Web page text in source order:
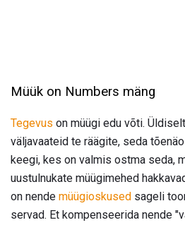
Müük on Numbers mäng
Tegevus on müügi edu võti.
väljavaateid te räägite, seda
keegi, kes on valmis ostma seda,
uustulnukate müügimehed
on nende müügioskused sageli
servad. Et kompenseerida nende